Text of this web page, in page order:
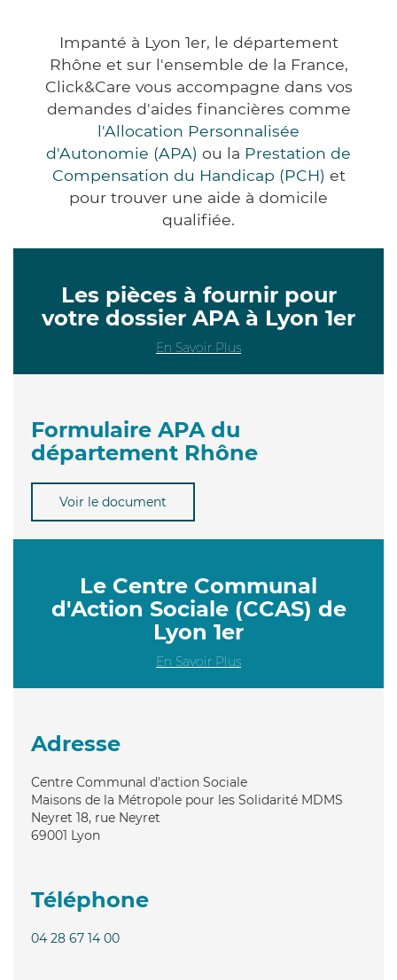
Impanté à Lyon 1er, le département
Rhône et sur l'ensemble de la France,
Click&Care vous accompagne dans vos
demandes d'aides financières comme
l'Allocation Personnalisée
d'Autonomie (APA) ou la Prestation de
Compensation du Handicap (PCH) et
pour trouver une aide à domicile
qualifiée.
Les pièces à fournir pour
votre dossier APA à Lyon 1er
En Savoir Plus
Formulaire APA du
département Rhône
Voir le document
Le Centre Communal
d'Action Sociale (CCAS) de
Lyon 1er
En Savoir Plus
Adresse
Centre Communal d'action Sociale
Maisons de la Métropole pour les Solidarité MDMS
Neyret 18, rue Neyret
69001 Lyon
Téléphone
04 28 67 14 00